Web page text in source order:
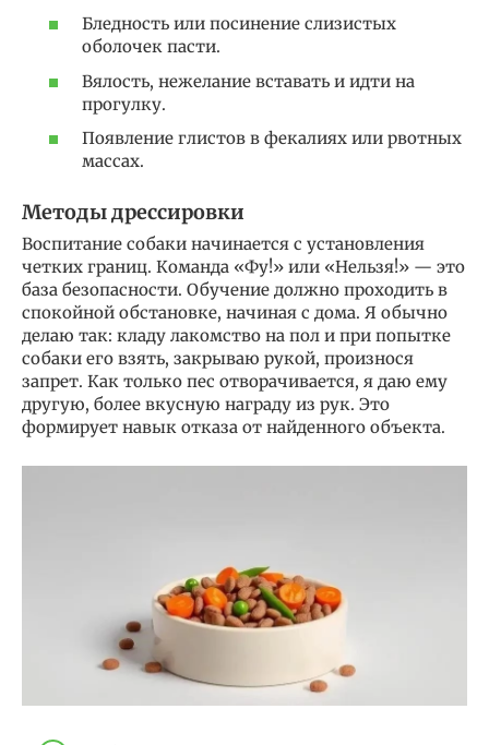
Бледность или посинение слизистых
оболочек пасти.
Вялость, нежелание вставать и идти на
прогулку.
Появление глистов в фекалиях или рвотных
массах.
Методы дрессировки
Воспитание собаки начинается с установления
четких границ. Команда «Фу!» или «Нельзя!» — это
база безопасности. Обучение должно проходить в
спокойной обстановке, начиная с дома. Я обычно
делаю так: кладу лакомство на пол и при попытке
собаки его взять, закрываю рукой, произнося
запрет. Как только пес отворачивается, я даю ему
другую, более вкусную награду из рук. Это
формирует навык отказа от найденного объекта.